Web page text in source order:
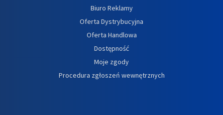
Biuro Reklamy
Oferta Dystrybucyjna
Oferta Handlowa
Dostępność
Moje zgody
Procedura zgłoszeń wewnętrznych